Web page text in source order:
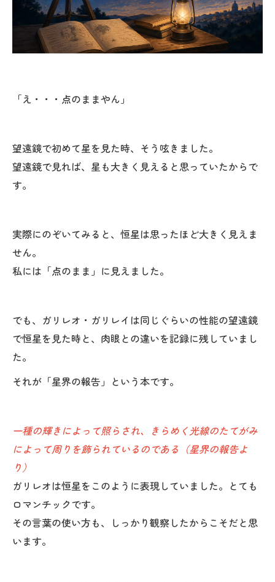
「え・・・点のままやん」
望遠鏡で初めて星を見た時、そう呟きました。
望遠鏡で見れば、星も大きく見えると思っていたからで
す。
実際にのぞいてみると、恒星は思ったほど大きく見えま
せん。
私には「点のまま」に見えました。
でも、ガリレオ・ガリレイは同じぐらいの性能の望遠鏡
で恒星を見た時と、肉眼との違いを記録に残していまし
た。
それが「星界の報告」という本です。
一種の輝きによって照らされ、きらめく光線のたてがみ
によって周りを飾られているのである（星界の報告よ
り）
ガリレオは恒星をこのように表現していました。とても
ロマンチックです。
その言葉の使い方も、しっかり観察したからこそだと思
います。